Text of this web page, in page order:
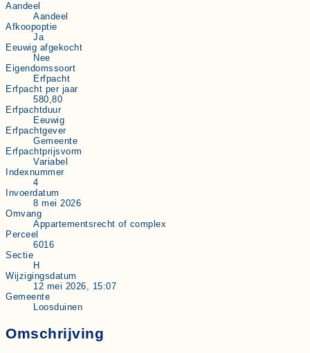
Aandeel
Aandeel
Afkoopoptie
Ja
Eeuwig afgekocht
Nee
Eigendomssoort
Erfpacht
Erfpacht per jaar
580,80
Erfpachtduur
Eeuwig
Erfpachtgever
Gemeente
Erfpachtprijsvorm
Variabel
Indexnummer
4
Invoerdatum
8 mei 2026
Omvang
Appartementsrecht of complex
Perceel
6016
Sectie
H
Wijzigingsdatum
12 mei 2026, 15:07
Gemeente
Loosduinen
Omschrijving